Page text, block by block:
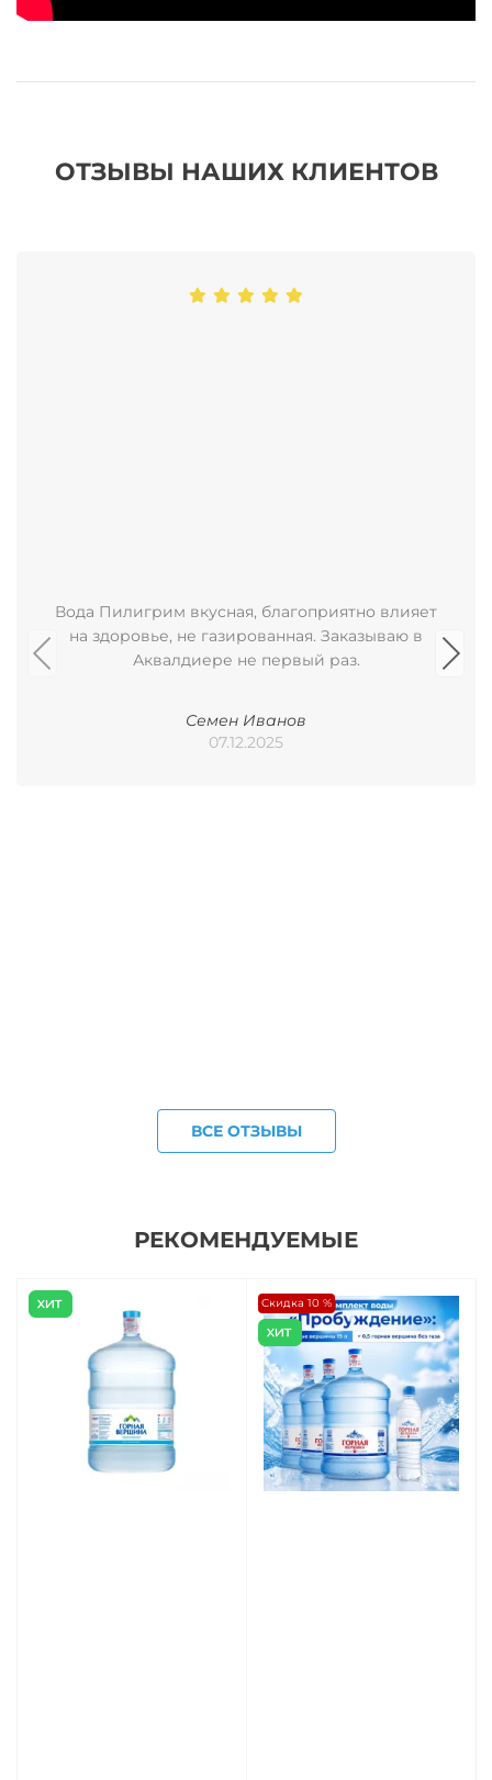
ОТЗЫВЫ НАШИХ КЛИЕНТОВ
Вода Пилигрим вкусная, благоприятно влияет
на здоровье, не газированная. Заказываю в
Аквалдиере не первый раз.
Семен Иванов
07.12.2025
ВСЕ ОТЗЫВЫ
РЕКОМЕНДУЕМЫЕ
Скидка 10 %